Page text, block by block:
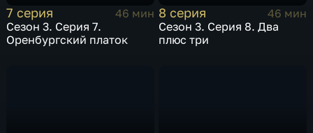
7 серия
46 мин
Сезон 3. Серия 7.
Оренбургский платок
8 серия
46 мин
Сезон 3. Серия 8. Два
плюс три